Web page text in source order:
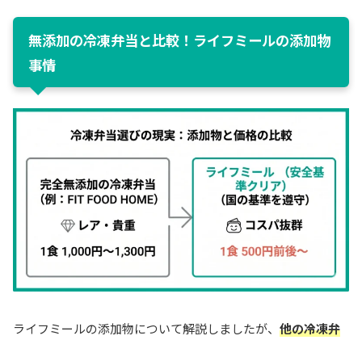
無添加の冷凍弁当と比較！ライフミールの添加物
事情
ライフミールの添加物について解説しましたが、 他の冷凍弁